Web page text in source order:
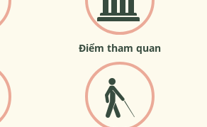
Điểm tham quan